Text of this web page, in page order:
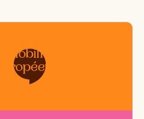
Mobilité
Européenne